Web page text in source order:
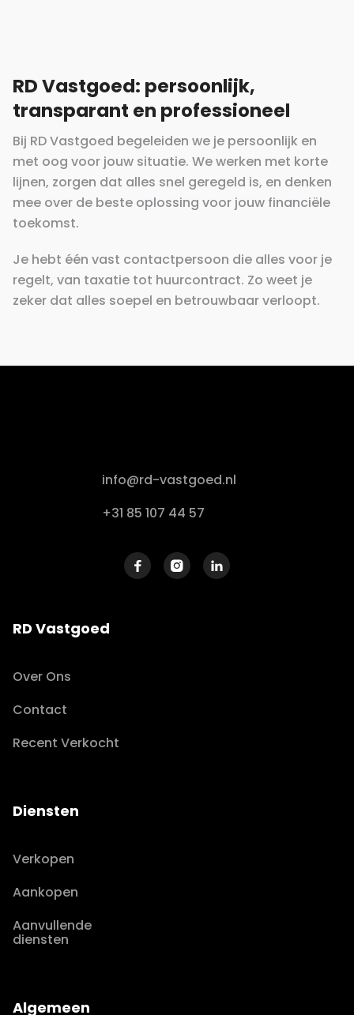
RD Vastgoed: persoonlijk,
transparant en professioneel
Bij RD Vastgoed begeleiden we je persoonlijk en
met oog voor jouw situatie. We werken met korte
lijnen, zorgen dat alles snel geregeld is, en denken
mee over de beste oplossing voor jouw financiële
toekomst.
Je hebt één vast contactpersoon die alles voor je
regelt, van taxatie tot huurcontract. Zo weet je
zeker dat alles soepel en betrouwbaar verloopt.
info@rd-vastgoed.nl
+31 85 107 44 57
  
RD Vastgoed
Over Ons
Contact
Recent Verkocht
Diensten
Verkopen
Aankopen
Aanvullende
diensten
Algemeen